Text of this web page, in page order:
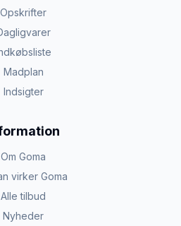
Opskrifter
Madplan
Indsigter
Om Goma
virker Goma
Alle tilbud
Nyheder